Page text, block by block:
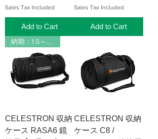
Sales Tax Included
Add to Cart
Sales Tax Included
Add to Cart
納期：1.5～2ヶ月
CELESTRON 収納
ケース RASA6 鏡
CELESTRON 収納
ケース C8 /